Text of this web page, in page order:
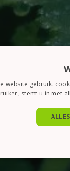
website gebruikt
stemt u in met